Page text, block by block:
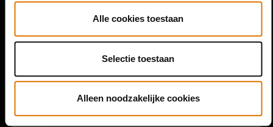
Alle cookies toestaan
Selectie toestaan
Alleen noodzakelijke cookies